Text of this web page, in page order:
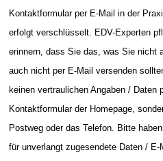
Kontaktformular per E-Mail in der
erfolgt verschlüsselt. EDV-Experten
erinnern, dass Sie das, was Sie nicht
auch nicht per E-Mail versenden
keinen vertraulichen Angaben / Daten
Kontaktformular der Homepage,
Postweg oder das Telefon. Bitte
für unverlangt zugesendete Daten /